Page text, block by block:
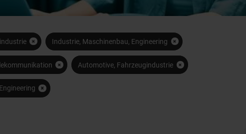
Industrie, Maschinenbau, Engineering
Automotive, Fahrzeugindustrie